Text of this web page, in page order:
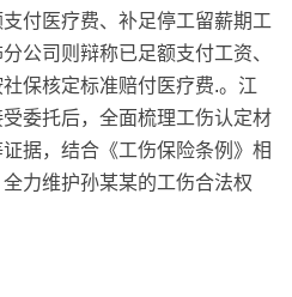
付医疗费、补足停工留薪期工
公司则辩称已足额支付工资、
保核定标准赔付医疗费.。江
委托后，全面梳理工伤认定材
据，结合《工伤保险条例》相
力维护孙某某的工伤合法权